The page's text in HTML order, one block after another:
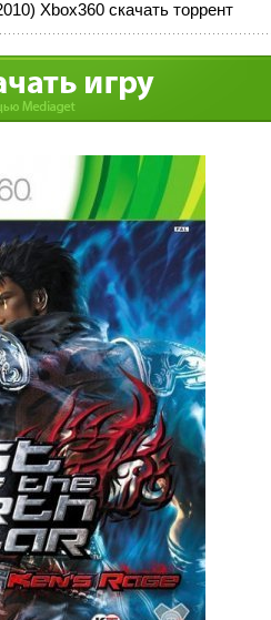
Xbox360 скачать торрент